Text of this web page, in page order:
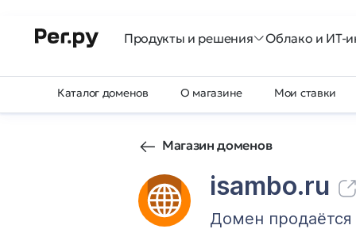
Продукты и решения Облако и ИТ-
Каталог доменов О магазине Мои ставки
Магазин доменов
isambo.ru
Домен продаётся